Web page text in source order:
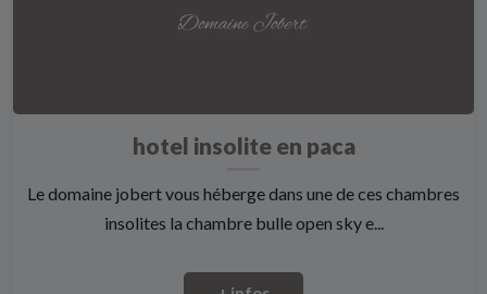
hotel insolite en paca
Le domaine jobert vous héberge dans une de ces chambres
insolites la chambre bulle open sky e...